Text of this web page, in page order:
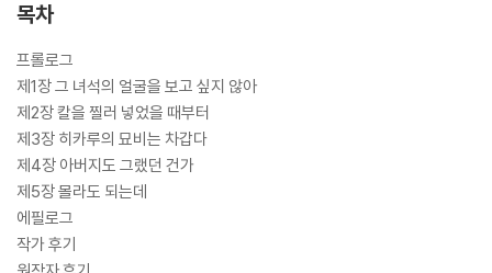
목차
프롤로그
제1장 그 녀석의 얼굴을 보고 싶지 않아
제2장 칼을 찔러 넣었을 때부터
제3장 히카루의 묘비는 차갑다
제4장 아버지도 그랬던 건가
제5장 몰라도 되는데
에필로그
작가 후기